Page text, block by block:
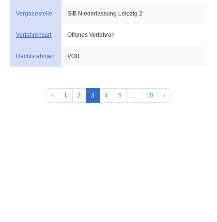
Vergabestelle SIB Niederlassung Leipzig 2
Verfahrensart Offenes Verfahren
Rechtsrahmen VOB
‹ 1 2 3 4 5 ... 10 ›